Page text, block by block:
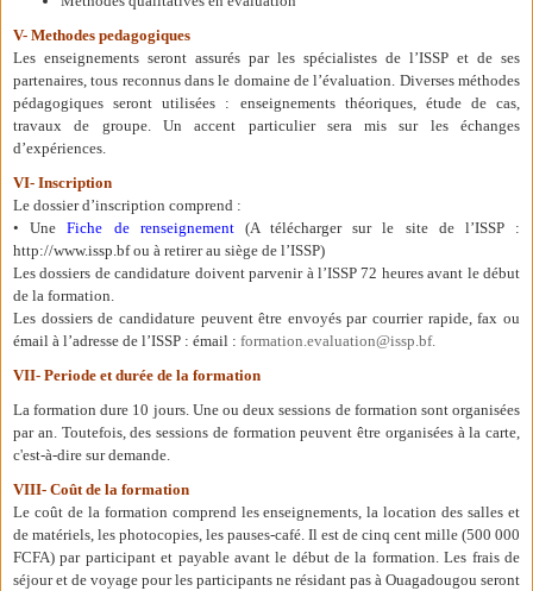
V- Methodes pedagogiques
Les enseignements seront assurés par les spécialistes de l’ISSP et de ses
partenaires, tous reconnus dans le domaine de l’évaluation. Diverses méthodes
pédagogiques seront utilisées : enseignements théoriques, étude de cas,
travaux de groupe. Un accent particulier sera mis sur les échanges
d’expériences.
VI- Inscription
Le dossier d’inscription comprend :
• UneFiche de renseignement(A télécharger sur le site de l’ISSP :
http://www.issp.bf ou à retirer au siège de l’ISSP)
Les dossiers de candidature doivent parvenir à l’ISSP 72 heures avant le début
de la formation.
Les dossiers de candidature peuvent être envoyés par courrier rapide, fax ou
émail à l’adresse de l’ISSP : émail : formation.evaluation@issp.bf.
VII- Periode et durée de la formation
La formation dure 10 jours. Une ou deux sessions de formation sont organisées
par an . Toutefois, des sessions de formation peuvent être organisées à la carte,
c'est-à-dire sur demande.
VIII- Coût de la formation
Le coût de la formation comprend les enseignements, la location des salles et
de matériels, les photocopies, les pauses-café. Il est de cinq cent mille (500 000
FCFA) par participant et payable avant le début de la formation. Les frais de
séjour et de voyage pour les participants ne résidant pas à Ouagadougou seront